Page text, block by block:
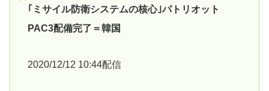
｢ミサイル防衛システムの核心｣パトリオット
PAC3配備完了＝韓国
2020/12/12 10:44配信